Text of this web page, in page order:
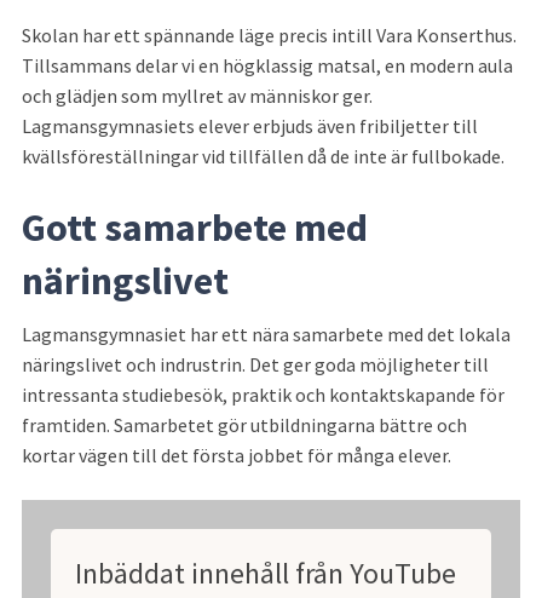
Skolan har ett spännande läge precis intill Vara Konserthus.
Tillsammans delar vi en högklassig matsal, en modern aula
och glädjen som myllret av människor ger.
Lagmansgymnasiets elever erbjuds även fribiljetter till
kvällsföreställningar vid tillfällen då de inte är fullbokade.
Gott samarbete med
näringslivet
Lagmansgymnasiet har ett nära samarbete med det lokala
näringslivet och indrustrin. Det ger goda möjligheter till
intressanta studiebesök, praktik och kontaktskapande för
framtiden. Samarbetet gör utbildningarna bättre och
kortar vägen till det första jobbet för många elever.
Inbäddat innehåll från YouTube